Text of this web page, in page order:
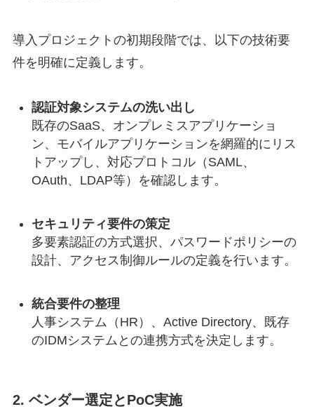
導入プロジェクトの初期段階では、以下の技術要
件を明確に定義します。
認証対象システムの洗い出し
既存のSaaS、オンプレミスアプリケーショ
ン、モバイルアプリケーションを網羅的にリス
トアップし、対応プロトコル（SAML、
OAuth、LDAP等）を確認します。
セキュリティ要件の策定
多要素認証の方式選択、パスワードポリシーの
設計、アクセス制御ルールの定義を行います。
統合要件の整理
人事システム（HR）、Active Directory、既存
のIDMシステムとの連携方式を決定します。
2. ベンダー選定とPoC実施